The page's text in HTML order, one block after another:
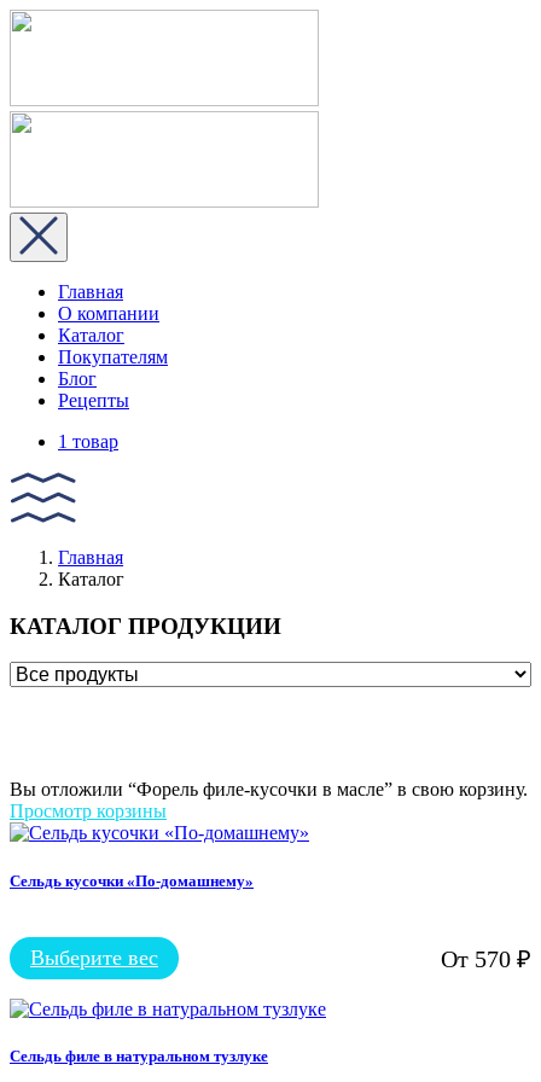
Главная
О компании
Каталог
Покупателям
Блог
Рецепты
1 товар
Главная
Каталог
КАТАЛОГ ПРОДУКЦИИ
Вы отложили “Форель филе-кусочки в масле” в свою корзину.
Просмотр корзины
Сельдь кусочки «По-домашнему»
От 570 ₽
Выберите вес
Этот
имеет
вариаций.
Сельдь филе в натуральном тузлуке